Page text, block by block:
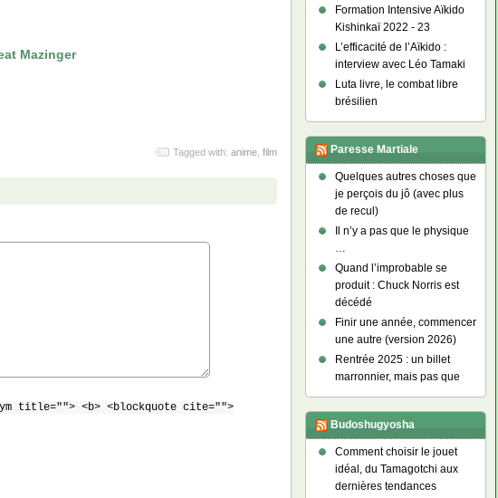
Mazinger
Tagged with: anime, film
title=""> <b> <blockquote cite="">
Formation Intensive Aïkido
Kishinkaï 2022 - 23
L’efficacité de l’Aïkido :
interview avec Léo Tamaki
Luta livre, le combat libre
brésilien
Paresse Martiale
Quelques autres choses que
je perçois du jô (avec plus
de recul)
Il n’y a pas que le physique
…
Quand l’improbable se
produit : Chuck Norris est
décédé
Finir une année, commencer
une autre (version 2026)
Rentrée 2025 : un billet
marronnier, mais pas que
Budoshugyosha
Comment choisir le jouet
idéal, du Tamagotchi aux
dernières tendances